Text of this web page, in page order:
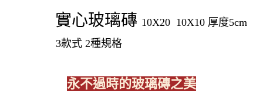
實心玻璃磚 10X20 10X10 厚度5cm
3款式 2種規格
永不過時的玻璃磚之美